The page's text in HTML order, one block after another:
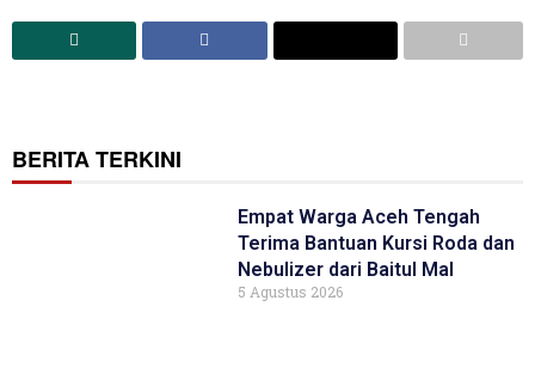
BERITA TERKINI
Empat Warga Aceh Tengah
Terima Bantuan Kursi Roda dan
Nebulizer dari Baitul Mal
5 Agustus 2026